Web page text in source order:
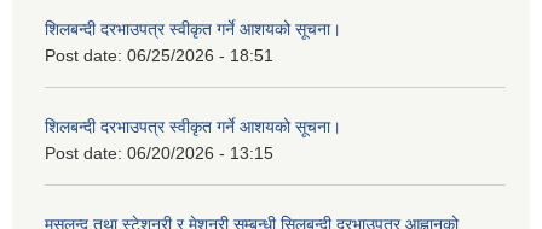
शिलबन्दी दरभाउपत्र स्वीकृत गर्ने आशयको सूचना।
Post date: 06/25/2026 - 18:51
शिलबन्दी दरभाउपत्र स्वीकृत गर्ने आशयको सूचना।
Post date: 06/20/2026 - 13:15
मसलन्द तथा स्टेशनरी र मेशनरी सम्बन्धी सिलबन्दी दरभाउपत्र आह्वानको